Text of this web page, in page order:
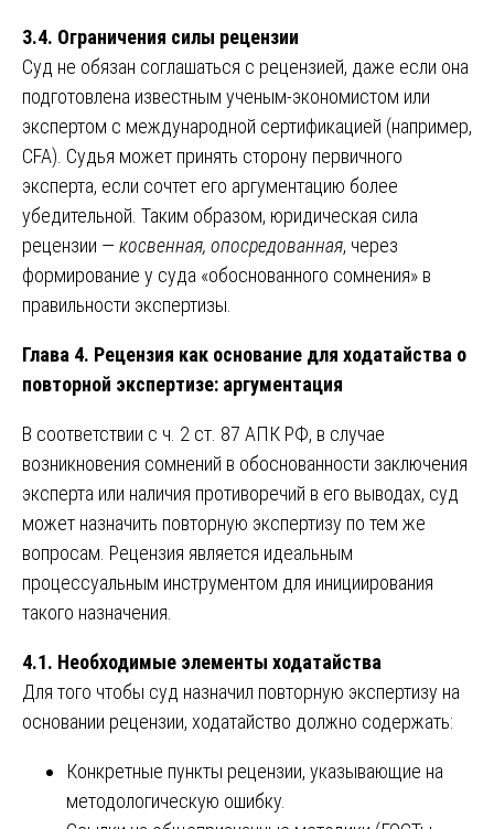
3.4. Ограничения силы рецензии
Суд не обязан соглашаться с рецензией, даже если она
подготовлена известным ученым-экономистом или
экспертом с международной сертификацией (например,
CFA). Судья может принять сторону первичного
эксперта, если сочтет его аргументацию более
убедительной. Таким образом, юридическая сила
рецензии —косвенная, опосредованная, через
формирование у суда «обоснованного сомнения» в
правильности экспертизы.
Глава 4. Рецензия как основание для ходатайства о
повторной экспертизе: аргументация
В соответствии с ч. 2 ст. 87 АПК РФ, в случае
возникновения сомнений в обоснованности заключения
эксперта или наличия противоречий в его выводах, суд
может назначить повторную экспертизу по тем же
вопросам. Рецензия является идеальным
процессуальным инструментом для инициирования
такого назначения.
4.1. Необходимые элементы ходатайства
Для того чтобы суд назначил повторную экспертизу на
основании рецензии, ходатайство должно содержать:
Конкретные пункты рецензии, указывающие на
методологическую ошибку.